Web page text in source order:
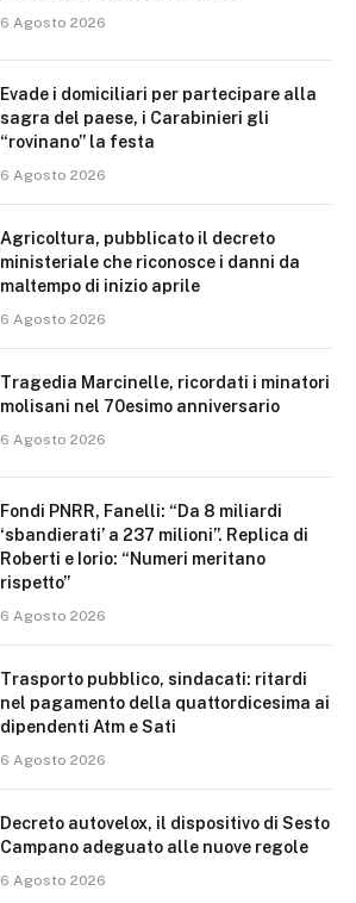
6 Agosto 2026
Evade i domiciliari per partecipare alla
sagra del paese, i Carabinieri gli
“rovinano” la festa
6 Agosto 2026
Agricoltura, pubblicato il decreto
ministeriale che riconosce i danni da
maltempo di inizio aprile
6 Agosto 2026
Tragedia Marcinelle, ricordati i minatori
molisani nel 70esimo anniversario
6 Agosto 2026
Fondi PNRR, Fanelli: “Da 8 miliardi
‘sbandierati’ a 237 milioni”. Replica di
Roberti e Iorio: “Numeri meritano
rispetto”
6 Agosto 2026
Trasporto pubblico, sindacati: ritardi
nel pagamento della quattordicesima ai
dipendenti Atm e Sati
6 Agosto 2026
Decreto autovelox, il dispositivo di Sesto
Campano adeguato alle nuove regole
6 Agosto 2026